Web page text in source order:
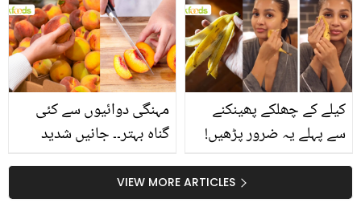
سے متعلق غلط فہمیوں کی
حقیقت کیا ہے اور افواہ
کیا؟
بتائے راز
مہنگی دوائیوں سے کئی
گناہ بہتر۔۔ جانیں شدید
کیوں کھانا چاہیے؟
کیلے کے چھلکے پھینکنے
سے پہلے یہ ضرور پڑھیں!
سستا اور قدرتی حلVIEW MORE ARTICLES